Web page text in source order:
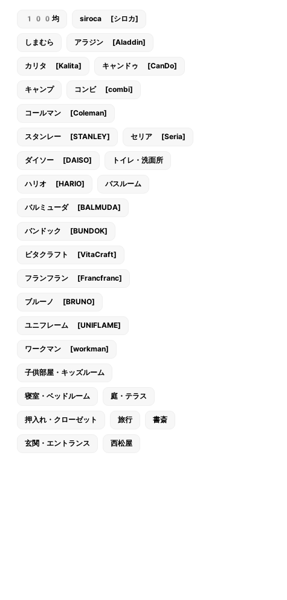
100均 siroca [シロカ]
しまむら アラジン [Aladdin]
カリタ [Kalita] キャンドゥ [CanDo]
キャンプ コンビ [combi]
コールマン [Coleman]
スタンレー [STANLEY] セリア [Seria]
ダイソー [DAISO] トイレ・洗面所
ハリオ [HARIO] バスルーム
バルミューダ [BALMUDA]
バンドック [BUNDOK]
ビタクラフト [VitaCraft]
フランフラン [Francfranc]
ブルーノ [BRUNO]
ユニフレーム [UNIFLAME]
ワークマン [workman]
子供部屋・キッズルーム
寝室・ベッドルーム 庭・テラス
押入れ・クローゼット 旅行 書斎
玄関・エントランス 西松屋